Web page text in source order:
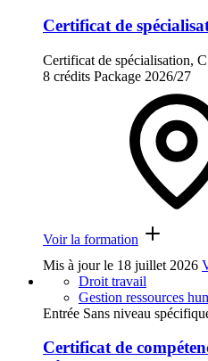
Certificat de
Certificat de spécialisation,
8 crédits Package 2026/27
Voir la formation
Mis à jour le 18 juillet 2026
Droit travail
Gestion ressources
Entrée Sans niveau
Certificat de